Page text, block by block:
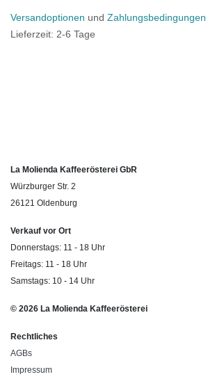
Versandoptionen und Zahlungsbedingungen
Lieferzeit: 2-6 Tage
La Molienda Kaffeerösterei GbR
Würzburger Str. 2
26121 Oldenburg
Verkauf vor Ort
Donnerstags: 11 - 18 Uhr
Freitags: 11 - 18 Uhr
Samstags: 10 - 14 Uhr
© 2026 La Molienda Kaffeerösterei
Rechtliches
AGBs
Impressum